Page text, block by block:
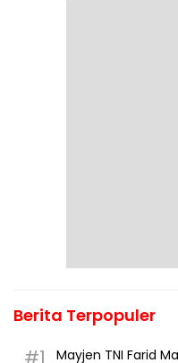
Berita Terpopuler
#1
Mayjen TNI Farid